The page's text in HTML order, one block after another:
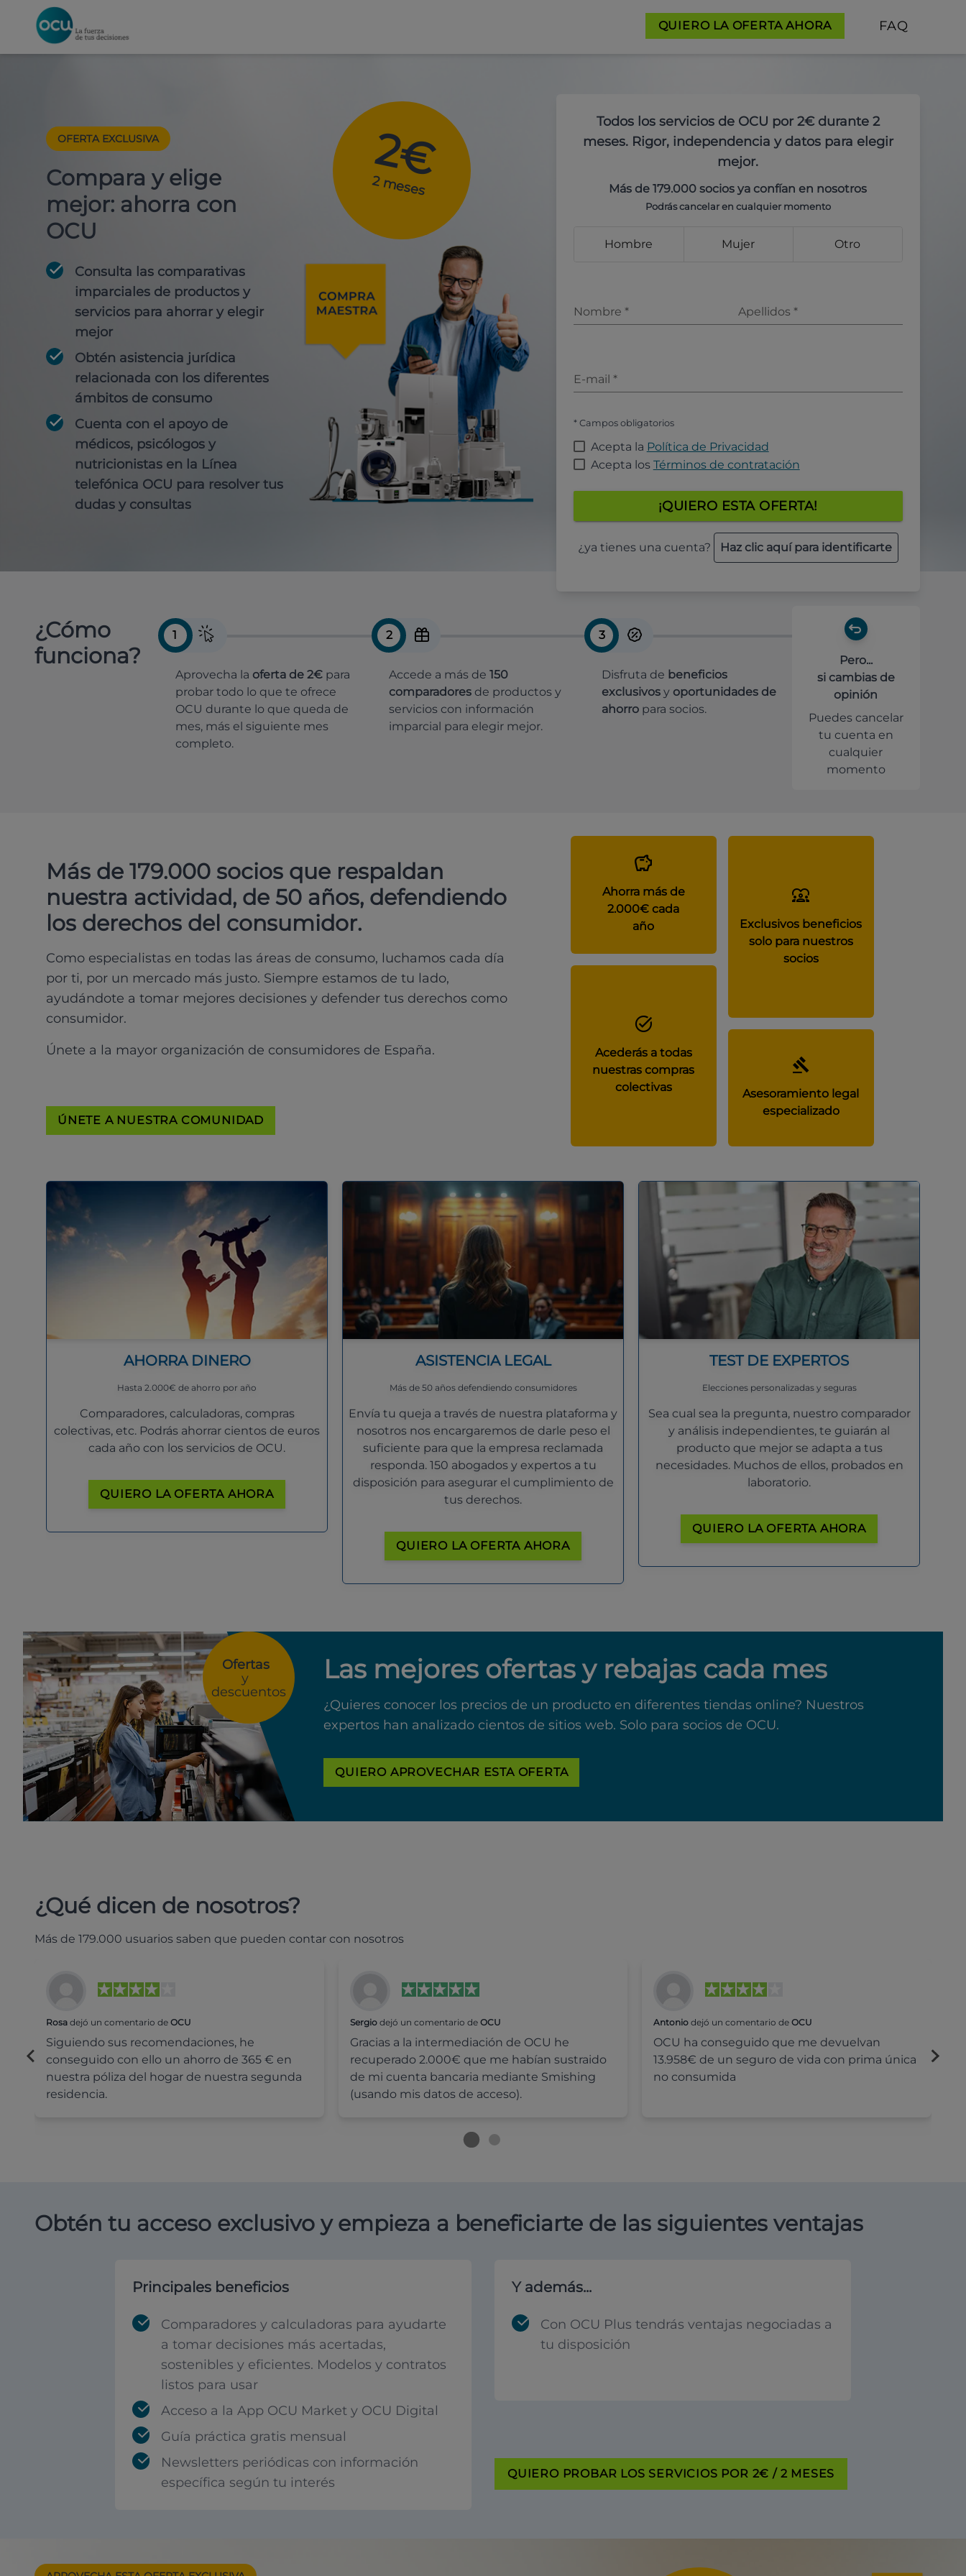
QUIERO LA OFERTA AHORA FAQ
OFERTA EXCLUSIVA
Compara y elige
mejor: ahorra con
OCU
Consulta las comparativas
imparciales de productos y
servicios para ahorrar y elegir
mejor
Obtén asistencia jurídica
relacionada con los diferentes
ámbitos de consumo
Cuenta con el apoyo de
médicos, psicólogos y
nutricionistas en la Línea
telefónica OCU para resolver tus
dudas y consultas
2€
2 meses
Todos los servicios de OCU por 2€ durante 2
meses. Rigor, independencia y datos para elegir
mejor.
Más de 179.000 socios ya confían en nosotros
Podrás cancelar en cualquier momento
Hombre Mujer Otro
Nombre * Apellidos *
E-mail *
* Campos obligatorios
Acepta la Política de Privacidad
Acepta los Términos de contratación
¡QUIERO ESTA OFERTA!
¿ya tienes una cuenta? Haz clic aquí para identificarte
¿Cómo
funciona?
1
Aprovecha la oferta de 2€ para
probar todo lo que te ofrece
OCU durante lo que queda de
mes, más el siguiente mes
completo.
2
Accede a más de 150
comparadoresde productos y
servicios con información
imparcial para elegir mejor.
3
Disfruta de beneficios
exclusivos y oportunidades de
ahorro para socios.
Pero...
si cambias de
opinión
Puedes cancelar
tu cuenta en
cualquier
momento
Más de 179.000 socios que respaldan
nuestra actividad, de 50 años, defendiendo
los derechos del consumidor.
Como especialistas en todas las áreas de consumo, luchamos cada día
por ti, por un mercado más justo. Siempre estamos de tu lado,
ayudándote a tomar mejores decisiones y defender tus derechos como
consumidor.
Únete a la mayor organización de consumidores de España.
ÚNETE A NUESTRA COMUNIDAD
Ahorra más de
2.000€ cada
año
Exclusivos beneficios
solo para nuestros
socios
Acederás a todas
nuestras compras
colectivas
Asesoramiento legal
especializado
AHORRA DINERO
Hasta 2.000€ de ahorro por año
Comparadores, calculadoras, compras
colectivas, etc. Podrás ahorrar cientos de euros
cada año con los servicios de OCU.
QUIERO LA OFERTA AHORA
ASISTENCIA LEGAL
Más de 50 años defendiendo consumidores
Envía tu queja a través de nuestra plataforma y
nosotros nos encargaremos de darle peso el
suficiente para que la empresa reclamada
responda. 150 abogados y expertos a tu
disposición para asegurar el cumplimiento de
tus derechos.
QUIERO LA OFERTA AHORA
TEST DE EXPERTOS
Elecciones personalizadas y seguras
Sea cual sea la pregunta, nuestro comparador
y análisis independientes, te guiarán al
producto que mejor se adapta a tus
necesidades. Muchos de ellos, probados en
laboratorio.
QUIERO LA OFERTA AHORA
Ofertas
y
descuentos
Las mejores ofertas y rebajas cada mes
¿Quieres conocer los precios de un producto en diferentes tiendas online? Nuestros
expertos han analizado cientos de sitios web. Solo para socios de OCU.
QUIERO APROVECHAR ESTA OFERTA
¿Qué dicen de nosotros?
Más de 179.000 usuarios saben que pueden contar con nosotros
Rosa dejó un comentario de OCU
Siguiendo sus recomendaciones, he
conseguido con ello un ahorro de 365 € en
nuestra póliza del hogar de nuestra segunda
residencia.
Sergiodejó un comentario de OCU
Gracias a la intermediación de OCU he
recuperado 2.000€ que me habían sustraido
de mi cuenta bancaria mediante Smishing
(usando mis datos de acceso).
Antonio dejó un comentario deOCU
OCU ha conseguido que me devuelvan
13.958€ de un seguro de vida con prima única
no consumida
Obtén tu acceso exclusivo y empieza a beneficiarte de las siguientes ventajas
Principales beneficios
Comparadores y calculadoras para ayudarte
a tomar decisiones más acertadas,
sostenibles y eficientes. Modelos y contratos
listos para usar
Acceso a la App OCU Market y OCU Digital
Guía práctica gratis mensual
Newsletters periódicas con información
específica según tu interés
Y además...
Con OCU Plus tendrás ventajas negociadas a
tu disposición
QUIERO PROBAR LOS SERVICIOS POR 2€ / 2 MESES